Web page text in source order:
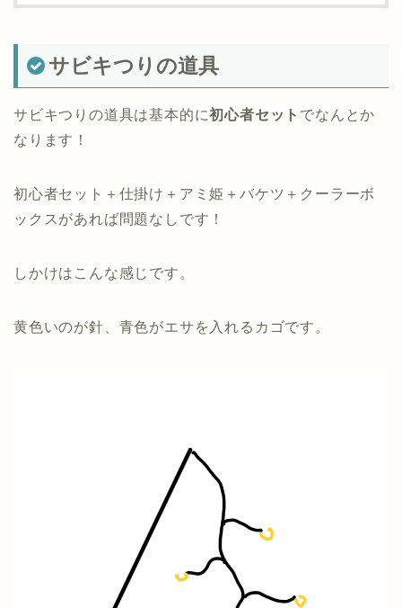
サビキつりの道具
サビキつりの道具は基本的に初心者セット でなんとか
なります！
初心者セット＋仕掛け＋アミ姫＋バケツ＋クーラーボ
ックスがあれば問題なしです！
しかけはこんな感じです。
黄色いのが針、青色がエサを入れるカゴです。